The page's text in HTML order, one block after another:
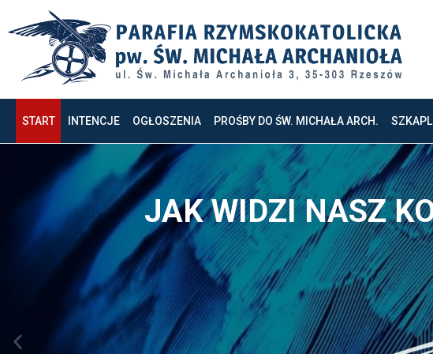
START INTENCJE OGŁOSZENIA PROŚBY DO ŚW. MICHAŁA ARCH.
MOŻE WŁAŚNIE
ZOBACZ